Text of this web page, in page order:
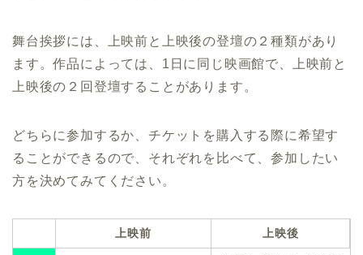
舞台挨拶には、上映前と上映後の登壇の２種類があり
ます。作品によっては、1日に同じ映画館で、上映前と
上映後の２回登壇することがあります。
どちらに参加するか、チケットを購入する際に希望す
ることができるので、それぞれを比べて、参加したい
方を決めてみてください。
上映前 上映後